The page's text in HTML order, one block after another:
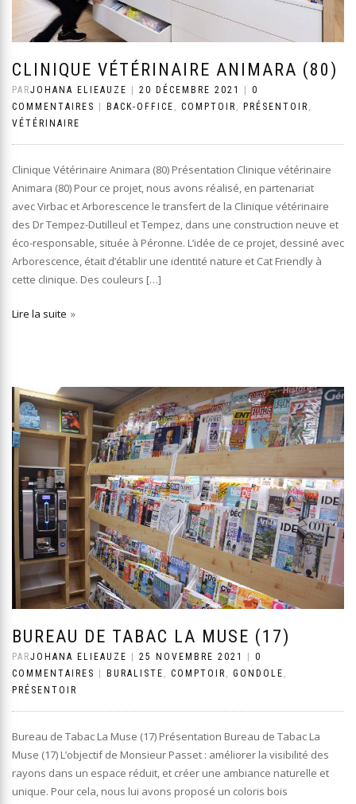
CLINIQUE VÉTÉRINAIRE ANIMARA (80)
PARJOHANA ELIEAUZE 20 DÉCEMBRE 2021
0
COMMENTAIRES
BACK-OFFICE , COMPTOIR , PRÉSENTOIR ,
VÉTÉRINAIRE
Clinique Vétérinaire Animara (80) Présentation Clinique vétérinaire
Animara (80) Pour ce projet, nous avons réalisé, en partenariat
avec Virbac et Arborescence le transfert de la Clinique vétérinaire
des Dr Tempez-Dutilleul et Tempez, dans une construction neuve et
éco-responsable, située à Péronne. L’idée de ce projet, dessiné avec
Arborescence, était d’établir une identité nature et Cat Friendly à
cette clinique. Des couleurs […]
Lire la suite
BUREAU DE TABAC LA MUSE (17)
PARJOHANA ELIEAUZE | 25 NOVEMBRE 2021 | 0
COMMENTAIRES | BURALISTE COMPTOIR GONDOLE
PRÉSENTOIR
Bureau de Tabac La Muse (17) Présentation Bureau de Tabac La
Muse (17) L’objectif de Monsieur Passet : améliorer la visibilité des
rayons dans un espace réduit, et créer une ambiance naturelle et
unique. Pour cela, nous lui avons proposé un coloris bois